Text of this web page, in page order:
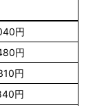
円
円
円
円